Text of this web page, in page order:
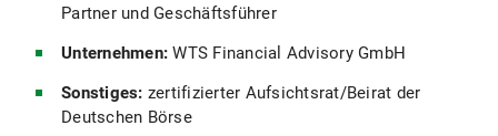
Partner und Geschäftsführer
Unternehmen: WTS Financial Advisory GmbH
Sonstiges: zertifizierter Aufsichtsrat/Beirat der
Deutschen Börse